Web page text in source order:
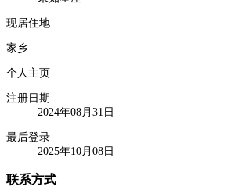
现居住地
家乡
个人主页
注册日期
2024年08月31日
最后登录
2025年10月08日
联系方式